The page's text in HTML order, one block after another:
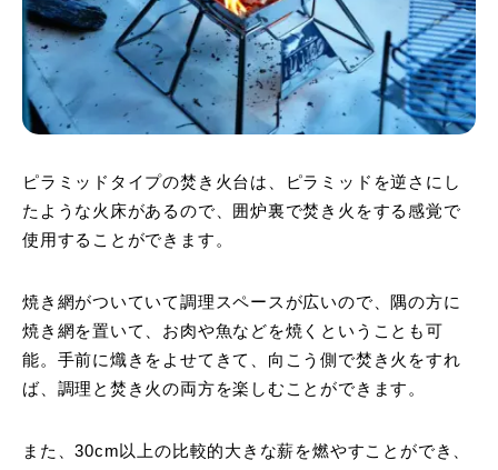
ピラミッドタイプの焚き火台は、ピラミッドを逆さにし
たような火床があるので、囲炉裏で焚き火をする感覚で
使用することができます。
焼き網がついていて調理スペースが広いので、隅の方に
焼き網を置いて、お肉や魚などを焼くということも可
能。手前に熾きをよせてきて、向こう側で焚き火をすれ
ば、調理と焚き火の両方を楽しむことができます。
また、30cm以上の比較的大きな薪を燃やすことができ、